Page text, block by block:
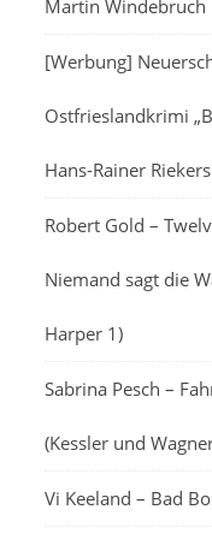
Martin Windebruch
[Werbung]
Ostfrieslandkrimi
Hans-Rainer Riekers
Robert Gold –
Niemand sagt die
Harper 1)
Sabrina Pesch –
(Kessler und
Vi Keeland – Bad